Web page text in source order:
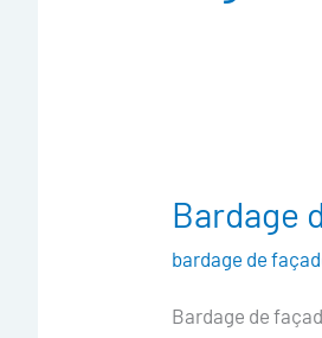
Bardage
bardage de
Bardage de
Bardage
L